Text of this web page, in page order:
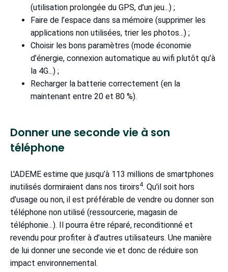
(utilisation prolongée du GPS, d’un jeu...) ;
Faire de l’espace dans sa mémoire (supprimer les
applications non utilisées, trier les photos...) ;
Choisir les bons paramètres (mode économie
d’énergie, connexion automatique au wifi plutôt qu’à
la 4G...) ;
Recharger la batterie correctement (en la
maintenant entre 20 et 80 %).
Donner une seconde vie à son
téléphone
L'ADEME estime que jusqu’à 113 millions de smartphones
inutilisés dormiraient dans nos tiroirs4. Qu'il soit hors
d’usage ou non, il est préférable de vendre ou donner son
téléphone non utilisé (ressourcerie, magasin de
téléphonie...). Il pourra être réparé, reconditionné et
revendu pour profiter à d’autres utilisateurs. Une manière
de lui donner une seconde vie et donc de réduire son
impact environnemental.